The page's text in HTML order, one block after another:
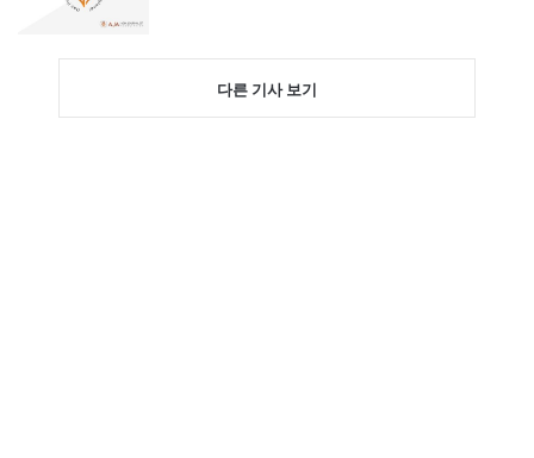
다른 기사 보기